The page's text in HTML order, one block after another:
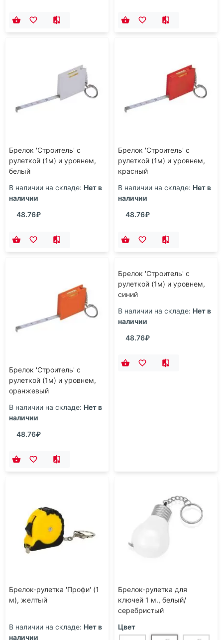
Брелок 'Строитель' с
рулеткой (1м) и уровнем,
белый
В наличии на складе: Нет в
наличии
48.76₽
Брелок 'Строитель' с
рулеткой (1м) и уровнем,
красный
В наличии на складе: Нет в
наличии
48.76₽
Брелок 'Строитель' с
рулеткой (1м) и уровнем,
оранжевый
В наличии на складе: Нет в
наличии
48.76₽
Брелок 'Строитель' с
Брелок-рулетка 'Профи' (1
м), желтый
В наличии на складе: Нет в
наличии
Брелок-рулетка для
ключей 1 м., белый/
серебристый
Цвет